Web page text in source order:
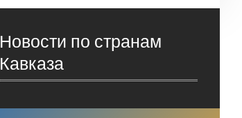
Новости по странам
Кавказа